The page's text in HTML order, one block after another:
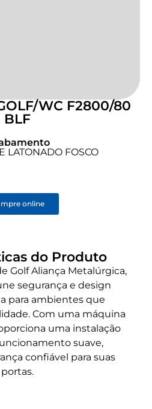
WC F2800/80
BLF
LATONADO FOSCO
online
do Produto
Golf Aliança Metalúrgica,
segurança e design
para ambientes que
Com uma máquina
uma instalação
suave,
confiável para suas
portas.